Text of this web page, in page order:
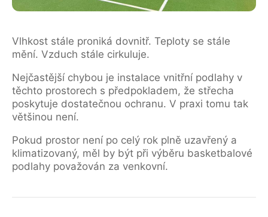
Vlhkost stále proniká dovnitř. Teploty se stále
mění. Vzduch stále cirkuluje.
Nejčastější chybou je instalace vnitřní podlahy v
těchto prostorech s předpokladem, že střecha
poskytuje dostatečnou ochranu. V praxi tomu tak
většinou není.
Pokud prostor není po celý rok plně uzavřený a
klimatizovaný, měl by být při výběru basketbalové
podlahy považován za venkovní.